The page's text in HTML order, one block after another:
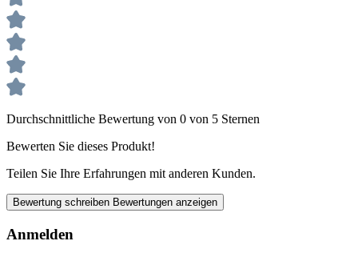
Durchschnittliche Bewertung von 0 von 5 Sternen
Bewerten Sie dieses Produkt!
Teilen Sie Ihre Erfahrungen mit anderen Kunden.
Bewertung schreiben Bewertungen anzeigen
Anmelden